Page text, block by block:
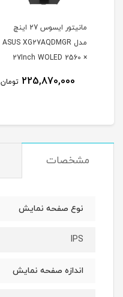
مانیتور ایسوس 27 اینچ
مدل ASUS XG27AQDMGR
27Inch WOLED 2560 ×
250Nits Matte ROG OLED
225,870,000 تومان
مشخصات
نوع صفحه نمایش
IPS
اندازه صفحه نمایش